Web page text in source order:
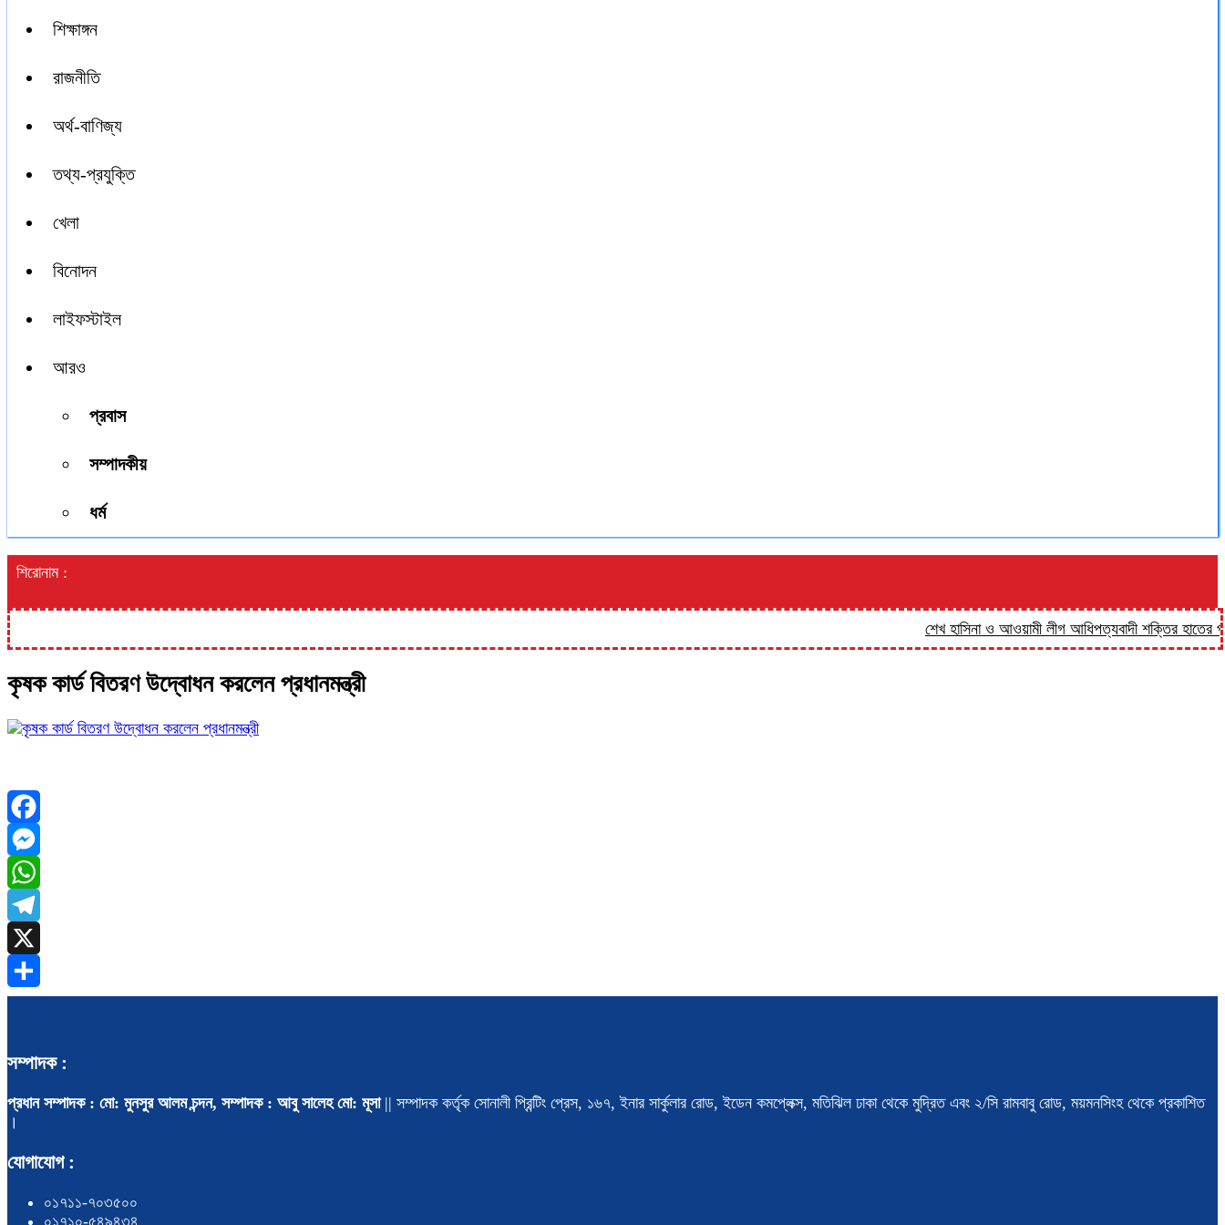
শিক্ষাঙ্গন
রাজনীতি
অর্থ-বাণিজ্য
তথ্য-প্রযুক্তি
খেলা
বিনোদন
লাইফস্টাইল
আরও
প্রবাস
সম্পাদকীয়
ধর্ম
শিরোনাম :
শেখ হাসিনা ও আওয়ামী লীগ আধিপত্যবাদী শক্তির হাতের
কৃষক কার্ড বিতরণ উদ্বোধন করলেন প্রধানমন্ত্রী
Facebook
Messenger
WhatsApp
Telegram
X
সম্পাদক :
প্রধান সম্পাদক : মো: মুনসুর আলম চন্দন, সম্পাদক : আবু সালেহ মো: মূসা|| সম্পাদক কর্তৃক সোনালী প্রিন্টিং প্রেস, ১৬৭, ইনার সার্কুলার রোড, ইডেন কমপ্লেক্স, মতিঝিল ঢাকা থেকে মুদ্রিত এবং ২/সি রামবাবু রোড, ময়মনসিংহ থেকে প্রকাশিত
।
যোগাযোগ :
০১৭১১-৭০৩৫০০
০১৭১০-৫৪৯৪৩৪